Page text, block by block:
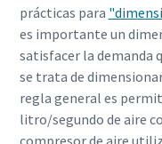
prácticas para
es importante un
satisfacer la demanda
se trata de
regla general es
litro/segundo de aire
compresor de aire